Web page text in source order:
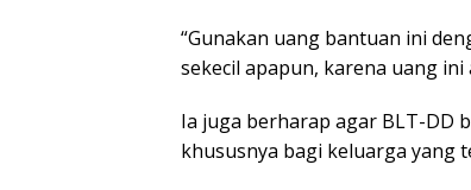
“Gunakan uang bantuan ini
sekecil apapun, karena uang ini
Ia juga berharap agar BLT-DD
khususnya bagi keluarga yang